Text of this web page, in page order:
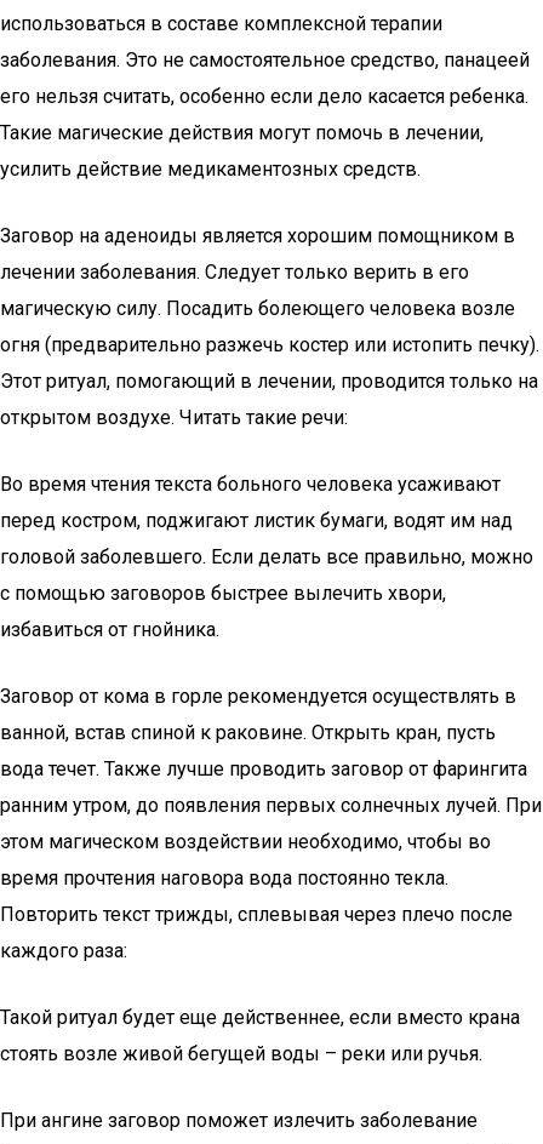
использоваться в составе комплексной терапии
заболевания. Это не самостоятельное средство, панацеей
его нельзя считать, особенно если дело касается ребенка.
Такие магические действия могут помочь в лечении,
усилить действие медикаментозных средств.
Заговор на аденоиды является хорошим помощником в
лечении заболевания. Следует только верить в его
магическую силу. Посадить болеющего человека возле
огня (предварительно разжечь костер или истопить печку).
Этот ритуал, помогающий в лечении, проводится только на
открытом воздухе. Читать такие речи:
Во время чтения текста больного человека усаживают
перед костром, поджигают листик бумаги, водят им над
головой заболевшего. Если делать все правильно, можно
с помощью заговоров быстрее вылечить хвори,
избавиться от гнойника.
Заговор от кома в горле рекомендуется осуществлять в
ванной, встав спиной к раковине. Открыть кран, пусть
вода течет. Также лучше проводить заговор от фарингита
ранним утром, до появления первых солнечных лучей. При
этом магическом воздействии необходимо, чтобы во
время прочтения наговора вода постоянно текла.
Повторить текст трижды, сплевывая через плечо после
каждого раза:
Такой ритуал будет еще действеннее, если вместо крана
стоять возле живой бегущей воды – реки или ручья.
При ангине заговор поможет излечить заболевание